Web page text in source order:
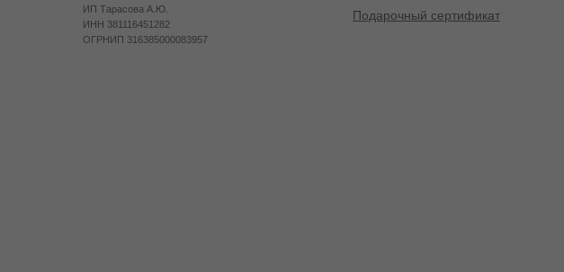
Подарочный сертификат
ИП Тарасова А.Ю.
ИНН 381116451282
ОГРНИП 316385000083957